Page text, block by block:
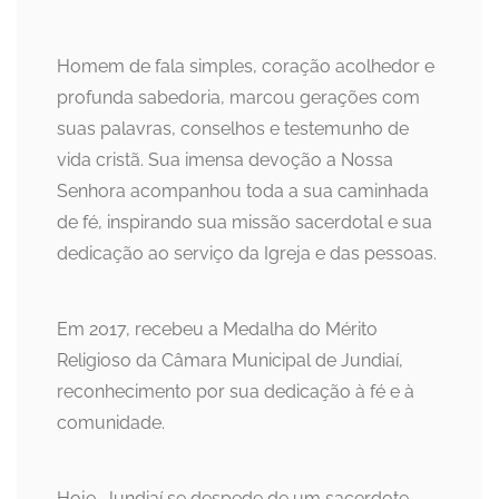
Homem de fala simples, coração acolhedor e
profunda sabedoria, marcou gerações com
suas palavras, conselhos e testemunho de
vida cristã. Sua imensa devoção a Nossa
Senhora acompanhou toda a sua caminhada
de fé, inspirando sua missão sacerdotal e sua
dedicação ao serviço da Igreja e das pessoas.
Em 2017, recebeu a Medalha do Mérito
Religioso da Câmara Municipal de Jundiaí,
reconhecimento por sua dedicação à fé e à
comunidade.